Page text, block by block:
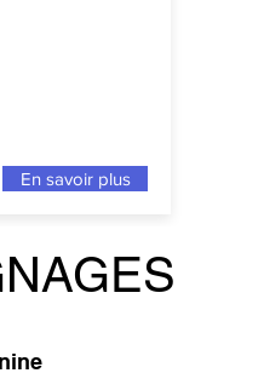
En savoir plus